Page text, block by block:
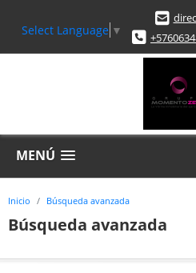
Select Language ▼
MENÚ
Inicio Búsqueda avanzada
Búsqueda avanzada